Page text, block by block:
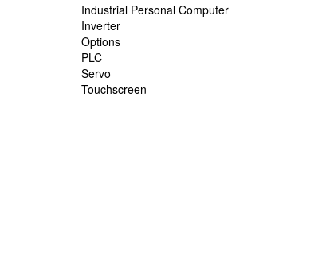
Industrial Personal Computer
Inverter
Options
PLC
Servo
Touchscreen